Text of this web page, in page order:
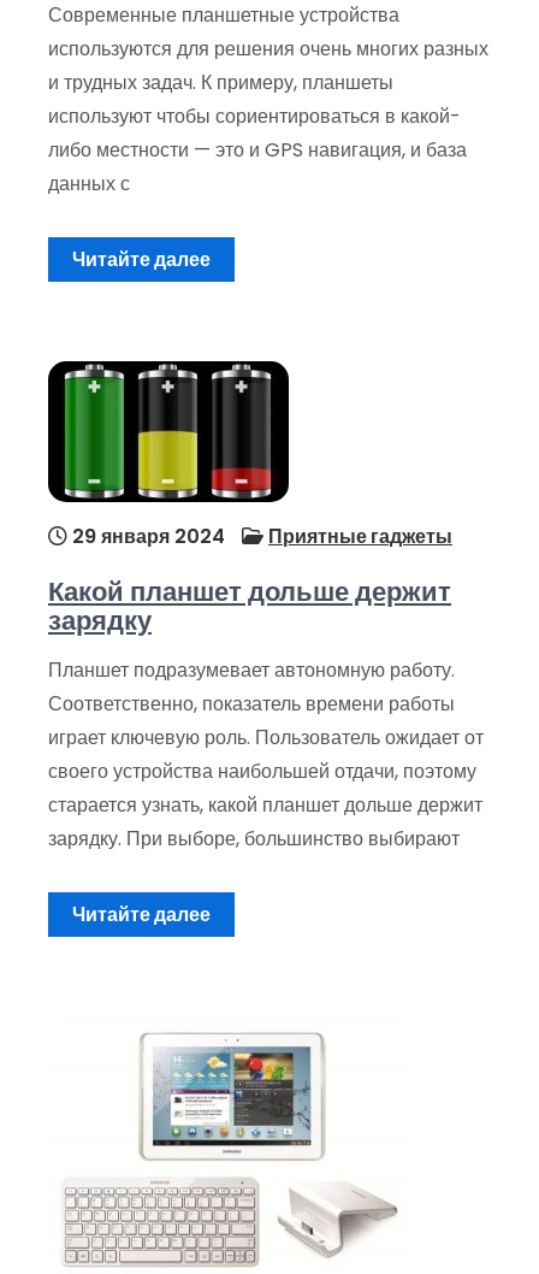
Современные планшетные устройства
используются для решения очень многих разных
и трудных задач. К примеру, планшеты
используют чтобы сориентироваться в какой-
либо местности — это и GPS навигация, и база
данных с
Читайте далее
29 января 2024 Приятные гаджеты
Какой планшет дольше держит
зарядку
Планшет подразумевает автономную работу.
Соответственно, показатель времени работы
играет ключевую роль. Пользователь ожидает от
своего устройства наибольшей отдачи, поэтому
старается узнать, какой планшет дольше держит
зарядку. При выборе, большинство выбирают
Читайте далее